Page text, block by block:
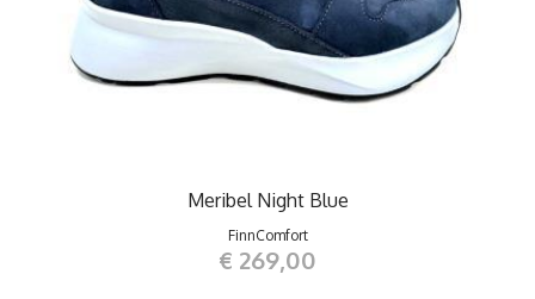
Meribel Night Blue
FinnComfort
€ 269,00